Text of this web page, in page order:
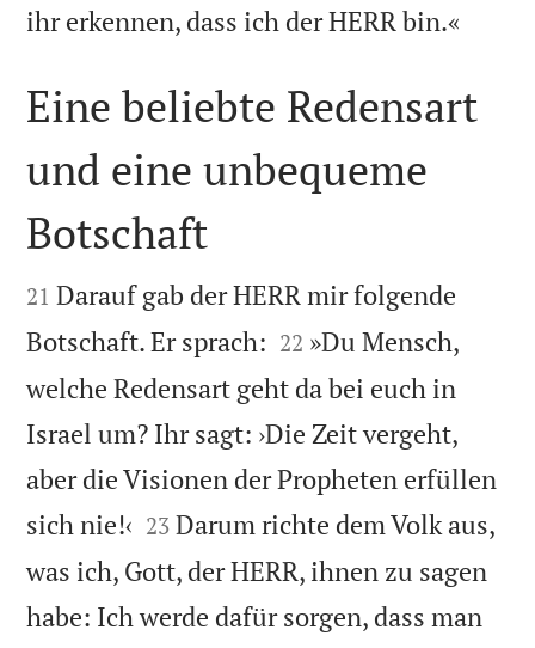
ihr erkennen, dass ich der HERR bin.«

Eine beliebte Redensart
und eine unbequeme
Botschaft

21 Darauf gab der HERR mir folgende
Botschaft. Er sprach: 

22 »Du Mensch,
welche Redensart geht da bei euch in
Israel um? Ihr sagt: ›Die Zeit vergeht,
aber die Visionen der Propheten erfüllen
sich nie!‹ 

23 Darum richte dem Volk aus,
was ich, Gott, der HERR, ihnen zu sagen
habe: Ich werde dafür sorgen, dass man